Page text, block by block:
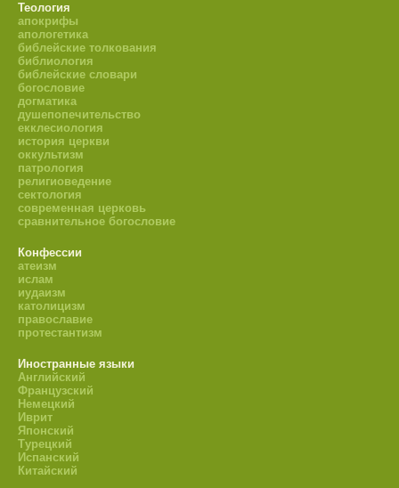
Теология
апокрифы
апологетика
библейские толкования
библиология
библейские словари
богословие
догматика
душепопечительство
екклесиология
история церкви
оккультизм
патрология
религиоведение
сектология
современная церковь
сравнительное богословие
Конфессии
атеизм
ислам
иудаизм
католицизм
православие
протестантизм
Иностранные языки
Английский
Французский
Немецкий
Иврит
Японский
Турецкий
Испанский
Китайский